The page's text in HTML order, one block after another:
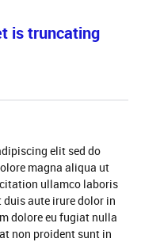
is truncating
elit sed do
magna aliqua ut
ullamco laboris
aute irure dolor in
dolore eu fugiat nulla
non proident sunt in